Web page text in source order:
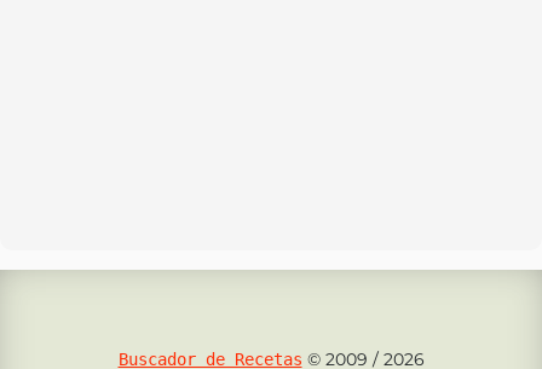
Buscador de Recetas © 2009 / 2026